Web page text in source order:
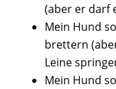
(aber er darf
Mein Hund
brettern
Leine
Mein Hund